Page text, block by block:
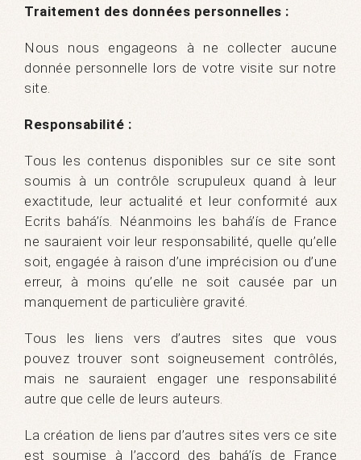
Traitement des données personnelles :
Nous nous engageons à ne collecter aucune
donnée personnelle lors de votre visite sur notre
site.
Responsabilité :
Tous les contenus disponibles sur ce site sont
soumis à un contrôle scrupuleux quand à leur
exactitude, leur actualité et leur conformité aux
Ecrits bahá’ís. Néanmoins les bahá’ís de France
ne sauraient voir leur responsabilité, quelle qu’elle
soit, engagée à raison d’une imprécision ou d’une
erreur, à moins qu’elle ne soit causée par un
manquement de particulière gravité.
Tous les liens vers d’autres sites que vous
pouvez trouver sont soigneusement contrôlés,
mais ne sauraient engager une responsabilité
autre que celle de leurs auteurs.
La création de liens par d’autres sites vers ce site
est soumise à l’accord des bahá’ís de France